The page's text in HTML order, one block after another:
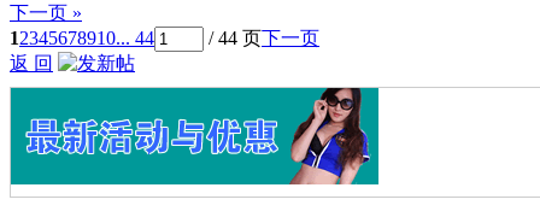
下一页 »
12345678910... 44 / 44 页下一页
返 回